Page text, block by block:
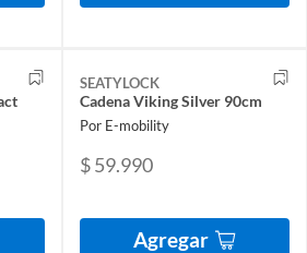
SEATYLOCK
Cadena Viking Silver 90cm
Por E-mobility
$ 59.990
Agregar